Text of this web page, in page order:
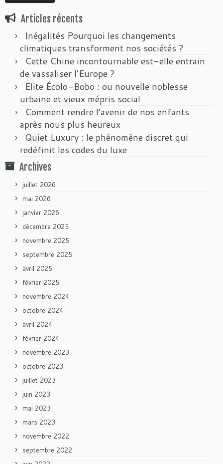
Articles récents
Inégalités Pourquoi les changements
climatiques transforment nos sociétés ?
Cette Chine incontournable est-elle entrain
de vassaliser l’Europe ?
Elite Écolo-Bobo : ou nouvelle noblesse
urbaine et vieux mépris social
Comment rendre l’avenir de nos enfants
après nous plus heureux
Quiet Luxury : le phénomène discret qui
redéfinit les codes du luxe
Archives
juillet 2026
mai 2026
janvier 2026
décembre 2025
novembre 2025
septembre 2025
avril 2025
février 2025
novembre 2024
octobre 2024
avril 2024
février 2024
novembre 2023
octobre 2023
juillet 2023
juin 2023
mai 2023
mars 2023
novembre 2022
septembre 2022